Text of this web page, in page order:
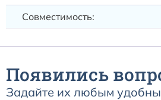
Совместимость:
Появились
Задайте их любым